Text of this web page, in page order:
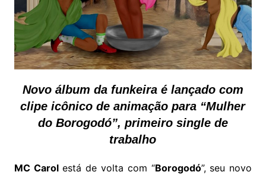
Novo álbum da funkeira é lançado com
clipe icônico de animação para “Mulher
do Borogodó”, primeiro single de
trabalho
MC Carolestá de volta com “Borogodó”, seu novo